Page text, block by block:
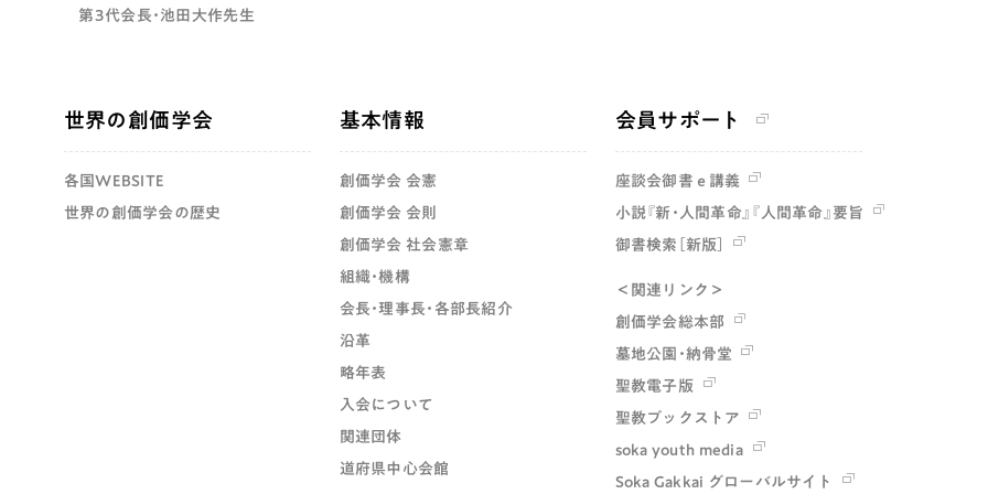
第3代会長・池田大作先生
世界の創価学会
各国WEBSITE
世界の創価学会の歴史
基本情報
創価学会 会憲
創価学会 会則
創価学会 社会憲章
組織・機構
会長・理事長・各部長紹介
沿革
略年表
入会について
関連団体
道府県中心会館
会員サポート
座談会御書ｅ講義
小説『新・人間革命』『人間革命』要旨
御書検索［新版］
＜関連リンク＞
創価学会総本部
墓地公園・納骨堂
聖教電子版
聖教ブックストア
soka youth media
Soka Gakkai グローバルサイト